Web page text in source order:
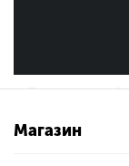
Магазин